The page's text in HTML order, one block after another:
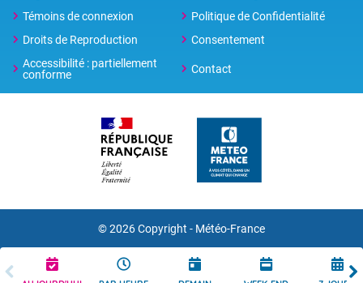
Témoins de connexion
Politique de Confidentialité
Droits de Reproduction
Consentement
Accessibilité : partiellement
conforme
Contact
© 2026 Copyright - Météo-France